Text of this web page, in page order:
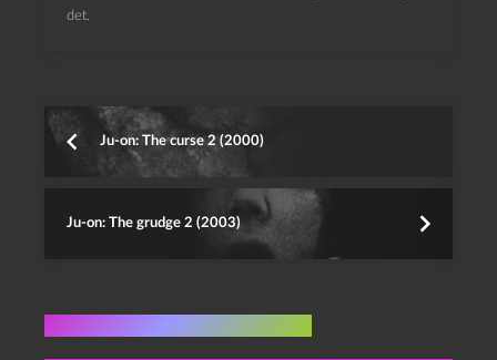
det.
Ju-on: The curse 2 (2000)
Ju-on: The grudge 2 (2003)